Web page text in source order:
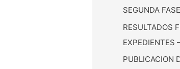
SEGUNDA FASE
RESULTADOS
EXPEDIENTES
PUBLICACION